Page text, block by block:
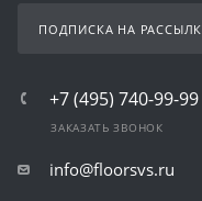
ПОДПИСКА НА
+7 (495) 740-99-99
ЗАКАЗАТЬ ЗВОНОК
info@floorsvs.ru